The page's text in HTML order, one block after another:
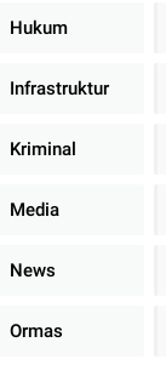
Hukum
Infrastruktur
Kriminal
Media
News
Ormas